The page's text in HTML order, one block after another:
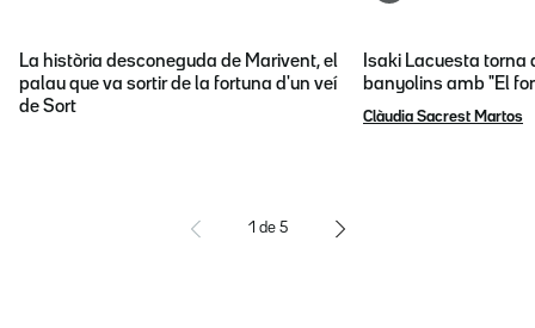
La història desconeguda de Marivent, el
palau que va sortir de la fortuna d'un veí
de Sort
Isaki Lacuesta torna
banyolins amb "El
Clàudia Sacrest Martos
1 de 5